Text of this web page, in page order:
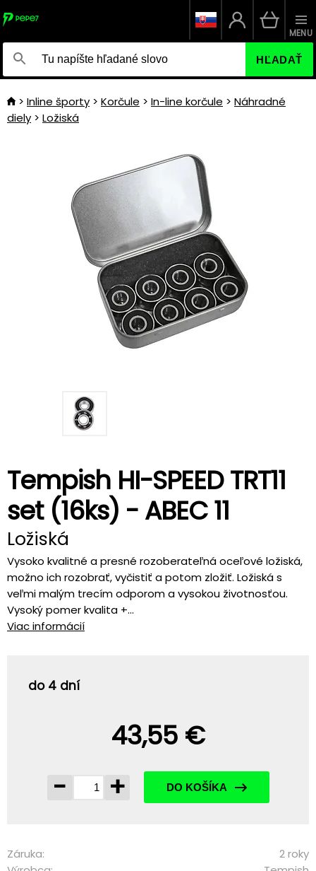
HĽADAŤ
MENU
Inline športy Korčule In-line korčule
Náhradné
diely
Ložiská
Tempish HI-SPEED TRT11
set (16ks) - ABEC 11
Ložiská
Vysoko kvalitné a presné rozoberateľná oceľové ložiská,
možno ich rozobrať, vyčistiť a potom zložiť. Ložiská s
veľmi malým trecím odporom a vysokou životnosťou.
Vysoký pomer kvalita +...
Viac informácií
do 4 dní
43,55 €
-
+ DO KOŠÍKA
Záruka:
2 roky